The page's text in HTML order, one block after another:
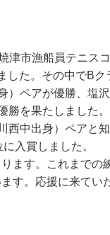
市漁船員テニス
した。その中でB
）ペアが優勝、塩
勝を果たしました
西中出身）ペアと
入賞しました。
ます。これまで
す。応援に来て